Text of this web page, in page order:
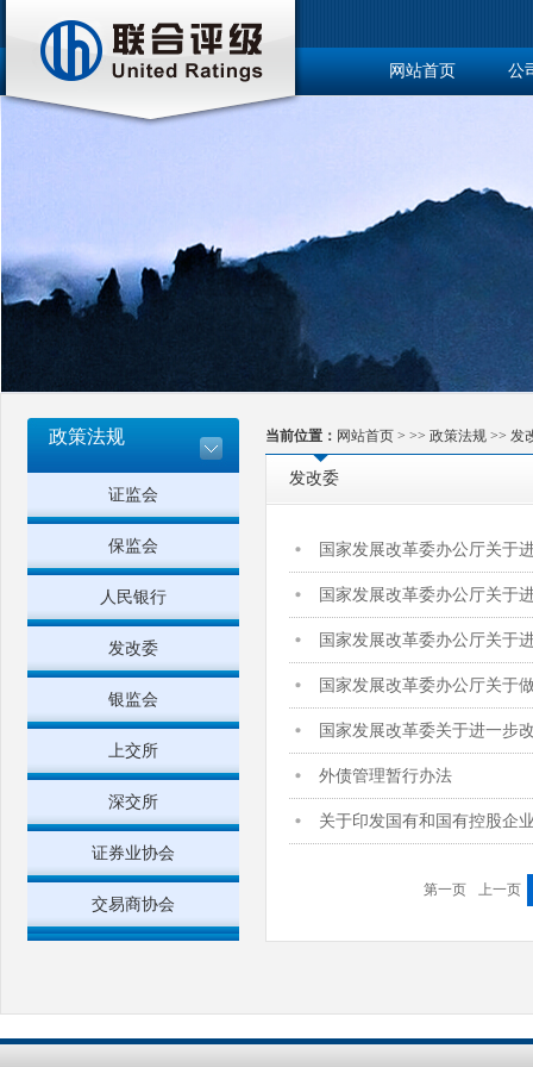
网站首页 公
政策法规
证监会
保监会
人民银行
发改委
银监会
上交所
深交所
证券业协会
交易商协会
当前位置： 网站首页 > >> 政策法规 >> 发
发改委
国家发展改革委办公厅关于
国家发展改革委办公厅关于
国家发展改革委办公厅关于
国家发展改革委办公厅关于
国家发展改革委关于进一步
外债管理暂行办法
关于印发国有和国有控股企
第一页 上一页